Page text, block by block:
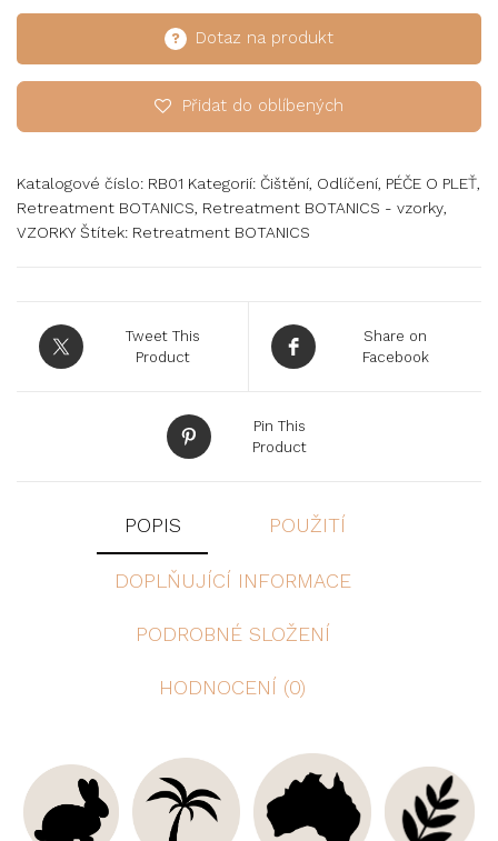
Dotaz na produkt
Přidat do oblíbených
Katalogové číslo: RB01 Kategorií: Čištění, Odlíčení, PÉČE O PLEŤ,
Retreatment BOTANICS, Retreatment BOTANICS - vzorky,
VZORKY Štítek: Retreatment BOTANICS
Tweet This
Product
Share on
Facebook
Pin This
Product
POPIS POUŽITÍ
DOPLŇUJÍCÍ INFORMACE
PODROBNÉ SLOŽENÍ
HODNOCENÍ (0)